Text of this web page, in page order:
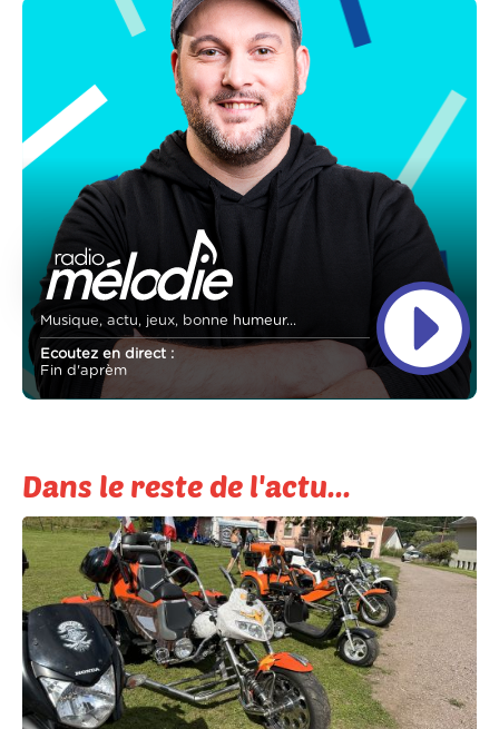
Musique, actu, jeux, bonne humeur...
Ecoutez en direct :
Fin d'aprèm
Dans le reste de l'actu...